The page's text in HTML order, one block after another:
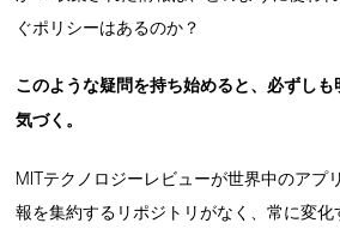
ぐポリシーはあるのか？
このような疑問を持ち始めると、必ずし
気づく。
MITテクノロジーレビューが世界中のアプ
報を集約するリポジトリがなく、常に変